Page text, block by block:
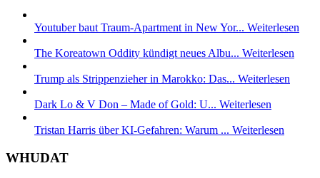
Youtuber baut Traum-Apartment in New Yor... Weiterlesen
The Koreatown Oddity kündigt neues Albu... Weiterlesen
Trump als Strippenzieher in Marokko: Das... Weiterlesen
Dark Lo & V Don – Made of Gold: U... Weiterlesen
Tristan Harris über KI-Gefahren: Warum ... Weiterlesen
WHUDAT